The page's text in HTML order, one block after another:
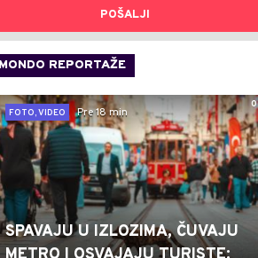
POŠALJI
MONDO REPORTAŽE
0
FOTO, VIDEO
Pre 18 min
SPAVAJU U IZLOZIMA, ČUVAJU